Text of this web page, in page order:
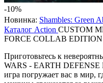
-10%
Новинка: Shambles: Green
Каталог Action CUSTOM
FORCE COLLAB EDITION
Приготовьтесь к
WARS - EARTH
игра погружает вас в мир,